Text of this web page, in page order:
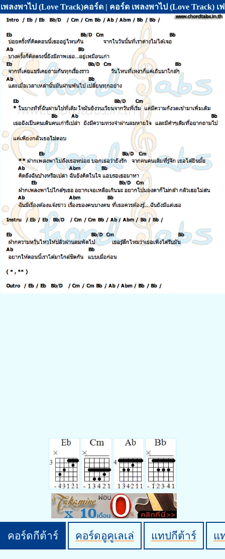
เพลงพาไป (Love Track)คอร์ด | คอร์ด เพลงพาไป (Love Track) เ
คอร์ดกีต้าร์ คอร์ดอูคูเลเล่ แทปกีต้าร์ แ